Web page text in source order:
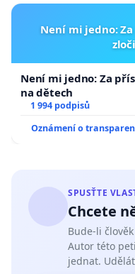
Není mi jedno:
Není mi jedno: Za
na dětech
1 994 podpisů
Oznámení o
SPUSŤTE
Chcete
Bude-li
Autor této
jednat.